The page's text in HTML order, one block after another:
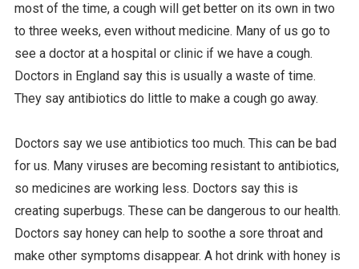
most of the time, a cough will get better on its own in two
to three weeks, even without medicine. Many of us go to
see a doctor at a hospital or clinic if we have a cough.
Doctors in England say this is usually a waste of time.
They say antibiotics do little to make a cough go away.
Doctors say we use antibiotics too much. This can be bad
for us. Many viruses are becoming resistant to antibiotics,
so medicines are working less. Doctors say this is
creating superbugs. These can be dangerous to our health.
Doctors say honey can help to soothe a sore throat and
make other symptoms disappear. A hot drink with honey is